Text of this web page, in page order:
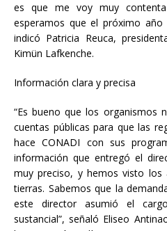
es que me voy muy
esperamos que el próximo
indicó Patricia Reuca,
Kimün Lafkenche.
Información clara y precisa
“Es bueno que los organismos
cuentas públicas para que las
hace CONADI con sus
información que entregó el
muy preciso, y hemos visto los
tierras. Sabemos que la
este director asumió el
sustancial”, señaló Eliseo